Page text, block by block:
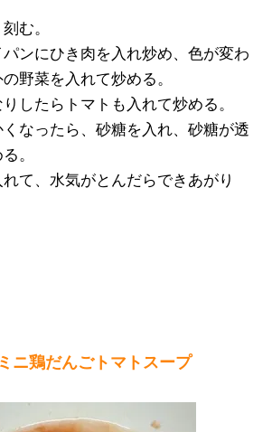
む。
パンにひき肉を入れ炒め、色が変わ
野菜を入れて炒める。
したらトマトも入れて炒める。
くなったら、砂糖を入れ、砂糖が透
。
て、水気がとんだらできあがり
ニ鶏だんごトマトスープ